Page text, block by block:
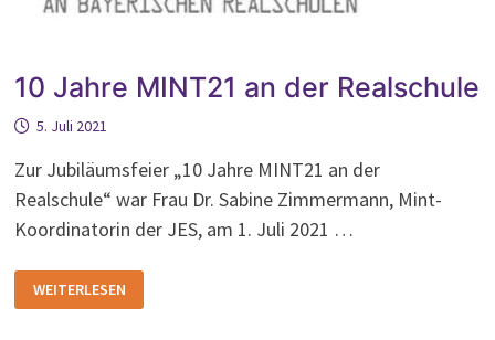
10 Jahre MINT21 an der Realschule
5. Juli 2021
Zur Jubiläumsfeier „10 Jahre MINT21 an der
Realschule“ war Frau Dr. Sabine Zimmermann, Mint-
Koordinatorin der JES, am 1. Juli 2021 …
JAHRE
MINT21
WEITERLESEN